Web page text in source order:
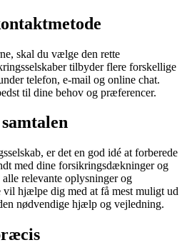
skal du vælge den rette
tilbyder flere forskellige
telefon, e-mail og online chat.
til dine behov og præferencer.
er det en god idé at forberede
med dine forsikringsdækninger og
relevante oplysninger og
vil hjælpe dig med at få mest muligt ud
nødvendige hjælp og vejledning.